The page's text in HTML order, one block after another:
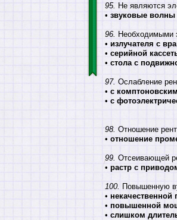
95. Не являются
• звуковые волны
96. Необходимыми
• излучателя с
• серийной
• стола с
97. Ослабление
• с
• с
98. Отношение
• отношение
99. Отсеивающей
• растр с
100. Повышенную
• некачественной
• повышенной
• слишком